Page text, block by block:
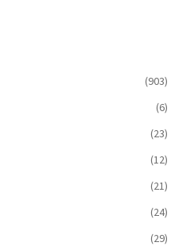
(903)
(6)
(23)
(12)
(21)
(24)
(29)